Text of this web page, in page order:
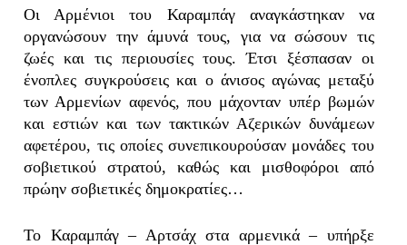
Οι Αρμένιοι του Καραμπάγ αναγκάστηκαν να
οργανώσουν την άμυνά τους, για να σώσουν τις
ζωές και τις περιουσίες τους. Έτσι ξέσπασαν οι
ένοπλες συγκρούσεις και ο άνισος αγώνας μεταξύ
των Αρμενίων αφενός, που μάχονταν υπέρ βωμών
και εστιών και των τακτικών Αζερικών δυνάμεων
αφετέρου, τις οποίες συνεπικουρούσαν μονάδες του
σοβιετικού στρατού, καθώς και μισθοφόροι από
πρώην σοβιετικές δημοκρατίες…
Το Καραμπάγ – Αρτσάχ στα αρμενικά – υπήρξε